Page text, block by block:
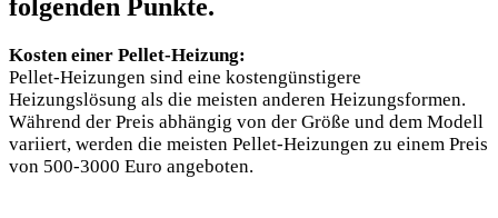
folgenden Punkte.
Kosten einer Pellet-Heizung:
Pellet-Heizungen sind eine kostengünstigere
Heizungslösung als die meisten anderen Heizungsformen.
Während der Preis abhängig von der Größe und dem Modell
variiert, werden die meisten Pellet-Heizungen zu einem Preis
von 500-3000 Euro angeboten.